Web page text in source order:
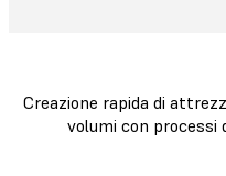
Creazione rapida di
volumi con processi